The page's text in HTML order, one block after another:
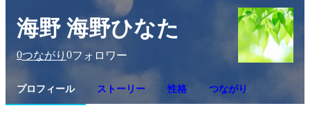
海野 海野ひなた
0つながり 0フォロワー
プロフィール ストーリー 性格 つながり